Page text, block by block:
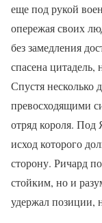
еще под рукой
опережая своих
без замедления
спасена
Спустя несколько
превосходящими
отряд короля.
исход которого
сторону. Ричард
стойким, но и
удержал позиции,